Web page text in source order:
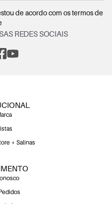
de acordo com ostermos de
REDES SOCIAIS
+ Salinas